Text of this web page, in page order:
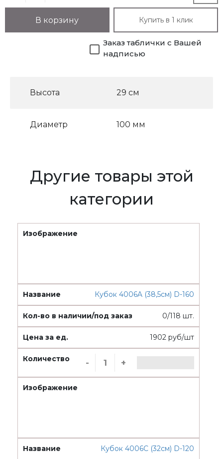
В корзину Купить в 1 клик
Заказ таблички с Вашей
надписью
Высота 29 см
Диаметр 100 мм
Другие товары этой
категории
Кубок 4006A (38,5см) D-160
0/118 шт.
1902 руб/шт
- +
Кубок 4006C (32см) D-120